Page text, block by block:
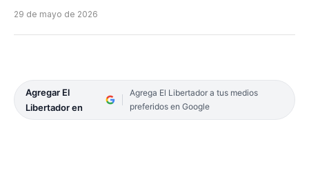
29 de mayo de 2026
Agregar El
Libertador en
Agrega El Libertador a tus medios
preferidos en Google